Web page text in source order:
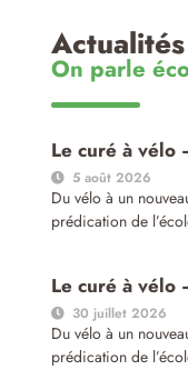
Actualités
On parle
Le curé à vélo
5 août 2026
Du vélo à un
prédication de
Le curé à vélo
30 juillet 2026
Du vélo à un
prédication de